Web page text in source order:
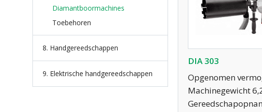
DIA 303
Opgenomen
Machinegewicht
Diamantboormachines
Toebehoren
8. Handgereedschappen
9. Elektrische handgereedschappen